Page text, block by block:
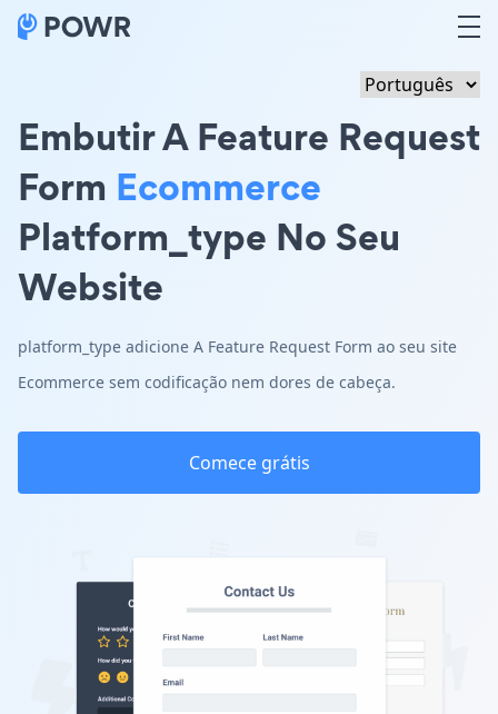
Embutir A Feature Request
Form Ecommerce
Platform_type No Seu
Website
platform_type adicione A Feature Request Form ao seu site
Ecommerce sem codificação nem dores de cabeça.
Comece grátis